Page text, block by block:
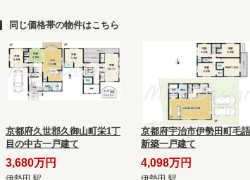
同じ価格帯の物件はこちら
京都府久世郡久御山町栄1丁
目の中古一戸建て
3,680万円
京都府宇治市伊勢田町毛
新築一戸建て
4,098万円